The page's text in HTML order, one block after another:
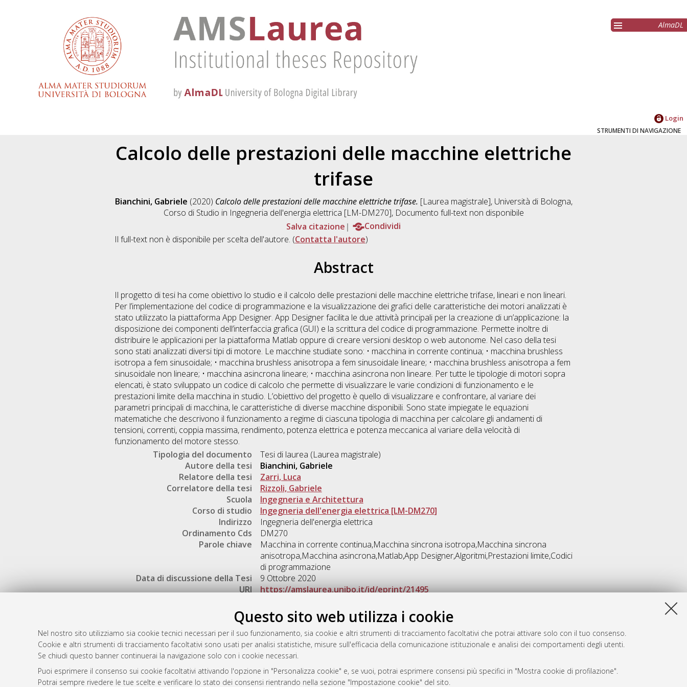
Questo sito web utilizza i cookie
Nel nostro sito utilizziamo sia cookie tecnici necessari per il suo funzionamento, sia cookie e altri strumenti di tracciamento facoltativi che potrai attivare solo con il tuo consenso.
Cookie e altri strumenti di tracciamento facoltativi sono usati per analisi statistiche, misure sull'efficacia della comunicazione istituzionale e analisi dei comportamenti degli utenti.
Se chiudi questo banner continuerai la navigazione solo con i cookie necessari.
Puoi esprimere il consenso sui cookie facoltativi attivando l'opzione in "Personalizza cookie" e, se vuoi, potrai esprimere consensi più specifici in "Mostra cookie di profilazione".
Potrai sempre rivedere le tue scelte e verificare lo stato dei consensi rientrando nella sezione "Impostazione cookie" del sito.
AlmaDL
Login
STRUMENTI DI NAVIGAZIONE
Calcolo delle prestazioni delle macchine elettriche
trifase
Bianchini, Gabriele (2020) Calcolo delle prestazioni delle macchine elettriche trifase. [Laurea magistrale], Università di Bologna,
Corso di Studio in Ingegneria dell'energia elettrica [LM-DM270], Documento full-text non disponibile
Salva citazione
Condividi
Il full-text non è disponibile per scelta dell'autore. (Contatta l'autore)
Abstract
Il progetto di tesi ha come obiettivo lo studio e il calcolo delle prestazioni delle macchine elettriche trifase, lineari e non lineari.
Per l’implementazione del codice di programmazione e la visualizzazione dei grafici delle caratteristiche dei motori analizzati è
stato utilizzato la piattaforma App Designer. App Designer facilita le due attività principali per la creazione di un’applicazione: la
disposizione dei componenti dell’interfaccia grafica (GUI) e la scrittura del codice di programmazione. Permette inoltre di
distribuire le applicazioni per la piattaforma Matlab oppure di creare versioni desktop o web autonome. Nel caso della tesi
sono stati analizzati diversi tipi di motore. Le macchine studiate sono: • macchina in corrente continua; • macchina brushless
isotropa a fem sinusoidale; • macchina brushless anisotropa a fem sinusoidale lineare; • macchina brushless anisotropa a fem
sinusoidale non lineare; • macchina asincrona lineare; • macchina asincrona non lineare. Per tutte le tipologie di motori sopra
elencati, è stato sviluppato un codice di calcolo che permette di visualizzare le varie condizioni di funzionamento e le
prestazioni limite della macchina in studio. L’obiettivo del progetto è quello di visualizzare e confrontare, al variare dei
parametri principali di macchina, le caratteristiche di diverse macchine disponibili. Sono state impiegate le equazioni
matematiche che descrivono il funzionamento a regime di ciascuna tipologia di macchina per calcolare gli andamenti di
tensioni, correnti, coppia massima, rendimento, potenza elettrica e potenza meccanica al variare della velocità di
funzionamento del motore stesso.
Tipologia del documento
Tesi di laurea (Laurea magistrale)
Autore della tesi
Bianchini, Gabriele
Relatore della tesi
Zarri, Luca
Correlatore della tesi
Rizzoli, Gabriele
Scuola
Ingegneria e Architettura
Corso di studio
Ingegneria dell'energia elettrica [LM-DM270]
Indirizzo
Ingegneria dell'energia elettrica
Ordinamento Cds
DM270
Parole chiave
Macchina in corrente continua,Macchina sincrona isotropa,Macchina sincrona
anisotropa,Macchina asincrona,Matlab,App Designer,Algoritmi,Prestazioni limite,Codici
di programmazione
Data di discussione della Tesi
9 Ottobre 2020
URI
https://amslaurea.unibo.it/id/eprint/21495
Gestione del documento:
Atom
Rss 1.0
AMS Laurea
Servizio implementato e gestito da
Impostazioni Cookie